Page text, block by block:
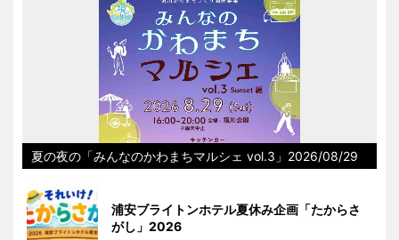
夏の夜の「みんなのかわまちマルシェ vol.3」2026/08/29
浦安ブライトンホテル夏休み企画「たからさ
がし」2026